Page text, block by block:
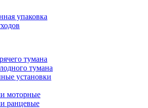
упаковка
тумана
тумана
установки
моторные
ранцевые